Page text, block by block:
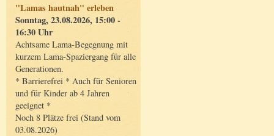
"Lamas hautnah" erleben
Sonntag, 23.08.2026, 15:00 -
16:30 Uhr
Achtsame Lama-Begegnung mit
kurzem Lama-Spaziergang für alle
Generationen.
* Barrierefrei * Auch für Senioren
und für Kinder ab 4 Jahren
geeignet *
Noch 8 Plätze frei (Stand vom
03.08.2026)